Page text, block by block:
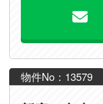
物件No：13579